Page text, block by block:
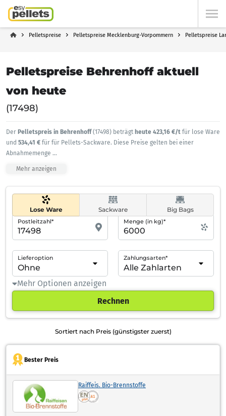
Pelletspreise Pelletspreise Mecklenburg-Vorpommern Pelletspreise
Pelletspreise Behrenhoff aktuell
von heute
(17498)
Der Pelletspreis in Behrenhoff(17498) beträgt heute 423,16 €/t für lose Ware
und 534,41 € für für Pellets-Sackware. Diese Preise gelten bei einer
Abnahmemenge ...
Mehr anzeigen
Lose Ware Sackware Big Bags
Postleitzahl* Menge (in kg)*
Lieferoption Zahlungsarten*
Mehr Optionen anzeigen
Rechnen
Sortiert nach Preis (günstigster zuerst)
Bester Preis
Raiffeis. Bio-Brennstoffe